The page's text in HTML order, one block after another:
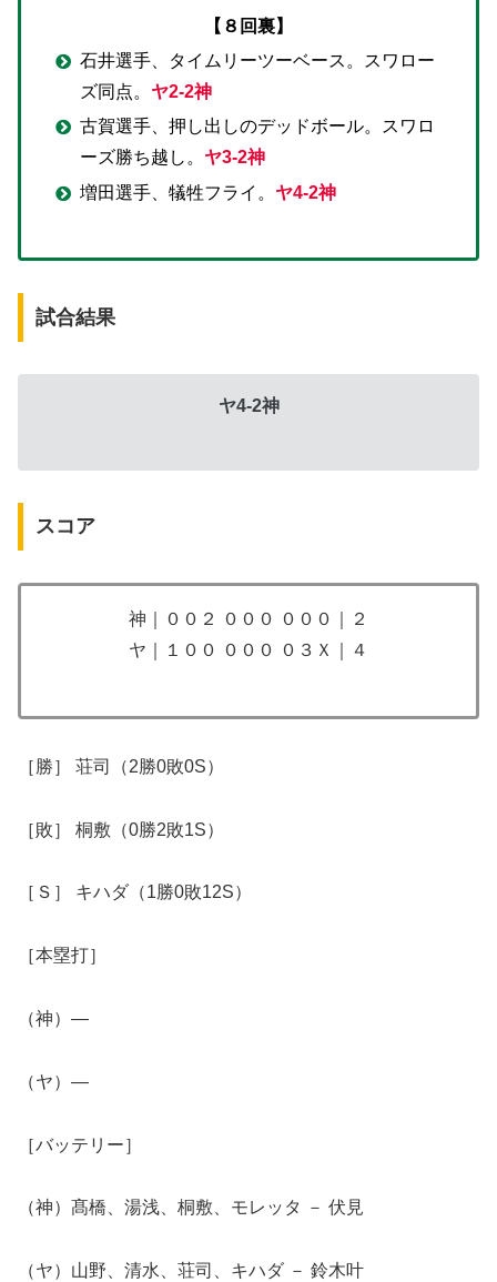
【８回裏】
石井選手、タイムリーツーベース。スワロー
ズ同点。 ヤ2-2神
古賀選手、押し出しのデッドボール。スワロ
ーズ勝ち越し。 ヤ3-2神
増田選手、犠牲フライ。 ヤ4-2神
試合結果
ヤ4-2神
スコア
神｜００２ ０００ ０００｜２
ヤ｜１００ ０００ ０３Ｘ｜４
［勝］ 荘司（2勝0敗0S）
［敗］ 桐敷（0勝2敗1S）
［Ｓ］ キハダ（1勝0敗12S）
［本塁打］
（神）―
（ヤ）―
［バッテリー］
（神）髙橋、湯浅、桐敷、モレッタ － 伏見
（ヤ）山野、清水、荘司、キハダ － 鈴木叶